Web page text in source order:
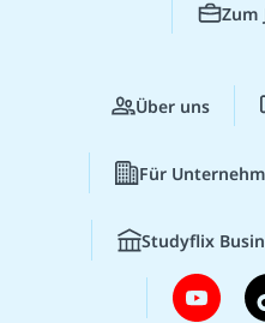
Zum
Über uns
Für
Studyflix